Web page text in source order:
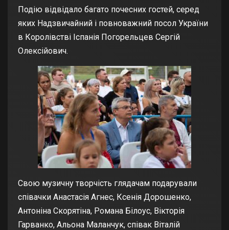
Подію відвідало багато почесних гостей, серед
яких Надзвичайний і повноважний посол України
в Королівстві Іспанія Погорельцев Сергій
Олексійович.
Свою музичну творчість глядачам подарували
співачки Анастасія Агнес, Ксенія Дорошенко,
Антоніна Скорятіна, Романа Білоус, Вікторія
Гарванко, Альона Маланчук, співак Віталій